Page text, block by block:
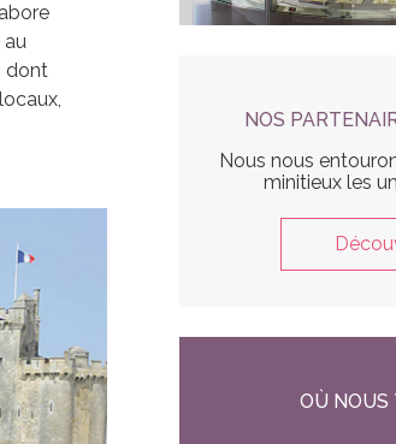
au
dont
NOS
Nous nous
minitieux les
OÙ NOUS